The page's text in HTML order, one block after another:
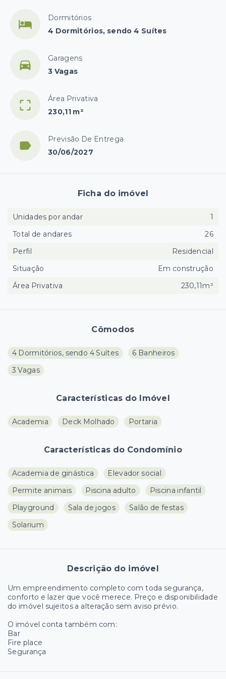
Dormitórios
4 Dormitórios, sendo 4 Suítes
Garagens
3 Vagas
Área Privativa
230,11 m²
Previsão De Entrega
30/06/2027
Cômodos
4 Dormitórios, sendo 4 Suítes
6 Banheiros
3 Vagas
Características do Imóvel
Academia Deck Molhado Portaria
Características do Condomínio
Academia de ginástica
Elevador social
Permite animais
Piscina adulto
Piscina infantil
Playground
Sala de jogos
Salão de festas
Solarium
Descrição do imóvel
Um empreendimento completo com toda segurança,
conforto e lazer que você merece. Preço e disponibilidade
do imóvel sujeitos a alteração sem aviso prévio.
O imóvel conta também com:
Bar
Fire place
Segurança
Ficha do imóvel
Unidades por andar
1
Total de andares
26
Perfil
Residencial
Situação
Em construção
Área Privativa
230,11m²